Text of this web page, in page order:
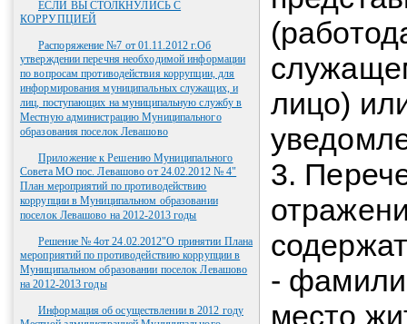
ЕСЛИ ВЫ СТОЛКНУЛИСЬ С
КОРРУПЦИЕЙ
Распоряжение №7 от 01.11.2012 г.Об
утверждении перечня необходимой информации
по вопросам противодействия коррупции, для
информирования муниципальных служащих, и
лиц, поступающих на муниципальную службу в
Местную администрацию Муниципального
образования поселок Левашово
Приложение к Решению Муниципального
Совета МО пос. Левашово от 24.02.2012 № 4"
План мероприятий по противодействию
коррупции в Муниципальном образовании
поселок Левашово на 2012-2013 годы
Решение № 4от 24.02.2012"О принятии Плана
мероприятий по противодействию коррупции в
Муниципальном образовании поселок Левашово
на 2012-2013 годы
Информация об осуществлении в 2012 году
лицо)
3.
-
место